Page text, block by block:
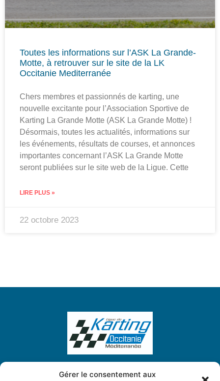
Gérer le consentement aux
Toutes les informations sur l’ASK La Grande-
Motte, à retrouver sur le site de la LK
Occitanie Mediterranée
Chers membres et passionnés de karting, une
nouvelle excitante pour l’Association Sportive de
Karting La Grande Motte (ASK La Grande Motte) !
Désormais, toutes les actualités, informations sur
les événements, résultats de courses, et annonces
importantes concernant l’ASK La Grande Motte
seront publiées sur le site web de la Ligue. Cette
LIRE PLUS »
22 octobre 2023